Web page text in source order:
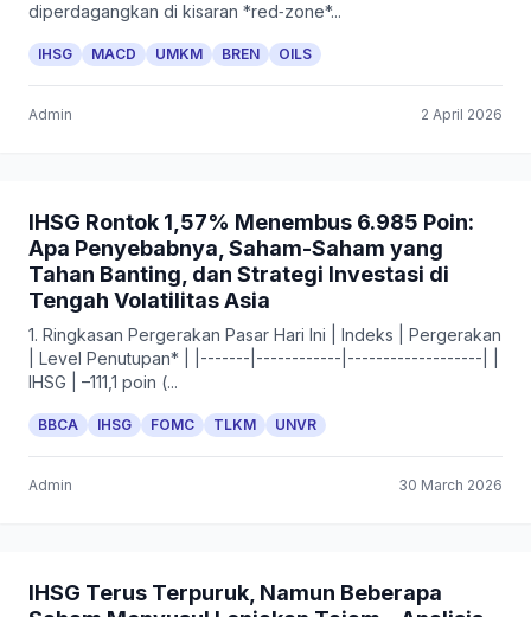
diperdagangkan di kisaran *red‑zone*...
IHSG MACD UMKM BREN OILS
Admin 2 April 2026
IHSG Rontok 1,57% Menembus 6.985 Poin:
Apa Penyebabnya, Saham-Saham yang
Tahan Banting, dan Strategi Investasi di
Tengah Volatilitas Asia
1. Ringkasan Pergerakan Pasar Hari Ini | Indeks | Pergerakan
| Level Penutupan* | |-------|------------|-------------------| |
IHSG | –111,1 poin (...
BBCA IHSG FOMC TLKM UNVR
Admin 30 March 2026
IHSG Terus Terpuruk, Namun Beberapa